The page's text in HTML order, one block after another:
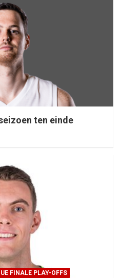
ten einde
FINALE PLAY-OFFS